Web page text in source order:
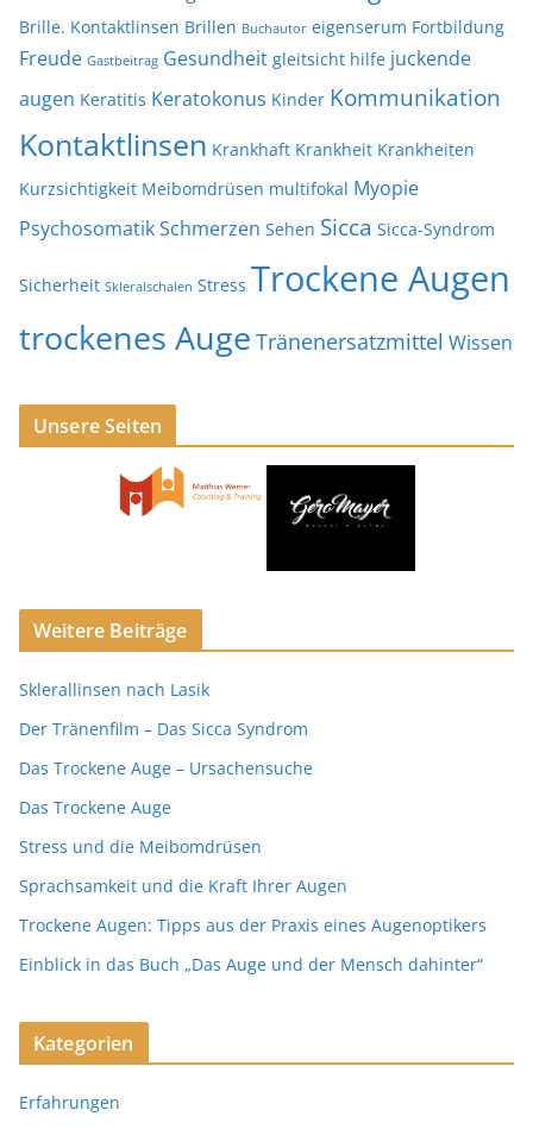
Brille. Kontaktlinsen Brillen Buchautor eigenserum Fortbildung
Freude Gastbeitrag Gesundheit gleitsicht hilfe juckende
augen Keratitis Keratokonus Kinder Kommunikation
Kontaktlinsen Krankhaft Krankheit Krankheiten
Kurzsichtigkeit Meibomdrüsen multifokal Myopie
PsychosomatikSchmerzen Sehen Sicca Sicca-Syndrom
Sicherheit Skleralschalen Stress Trockene Augen
trockenes Auge Tränenersatzmittel Wissen
Unsere Seiten
Weitere Beiträge
Sklerallinsen nach Lasik
Der Tränenfilm – Das Sicca Syndrom
Das Trockene Auge – Ursachensuche
Das Trockene Auge
Stress und die Meibomdrüsen
Sprachsamkeit und die Kraft Ihrer Augen
Trockene Augen: Tipps aus der Praxis eines Augenoptikers
Einblick in das Buch „Das Auge und der Mensch dahinter“
Kategorien
Erfahrungen